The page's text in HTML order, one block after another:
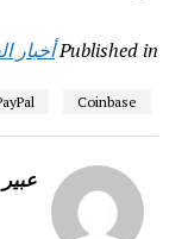
Published inأخبار
Coinbase
عبير